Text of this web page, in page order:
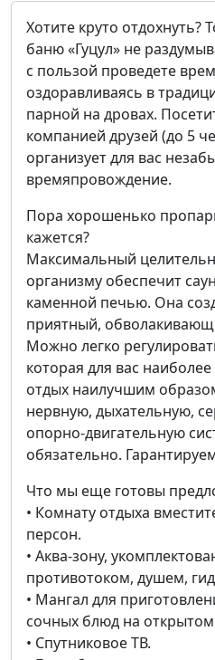
Хотите круто отдохнуть?
баню «Гуцул» не
с пользой проведете
оздоравливаясь в
парной на дровах.
компанией друзей (до 5
организует для вас
времяпровождение.
Пора хорошенько
кажется?
Максимальный
организму обеспечит
каменной печью. Она
приятный,
Можно легко
которая для вас
отдых наилучшим
нервную, дыхательную,
опорно-двигательную
обязательно.
Что мы еще готовы
• Комнату отдыха
персон.
• Аква-зону,
противотоком, душем,
• Мангал для
сочных блюд на открытом
• Спутниковое ТВ.